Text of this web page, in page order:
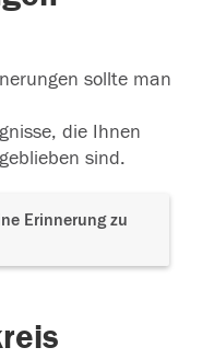
sollte man
die Ihnen
sind.
Erinnerung zu